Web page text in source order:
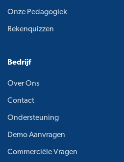
Onze Pedagogiek
Rekenquizzen
Bedrijf
Over Ons
Contact
Ondersteuning
Demo Aanvragen
Commerciële Vragen